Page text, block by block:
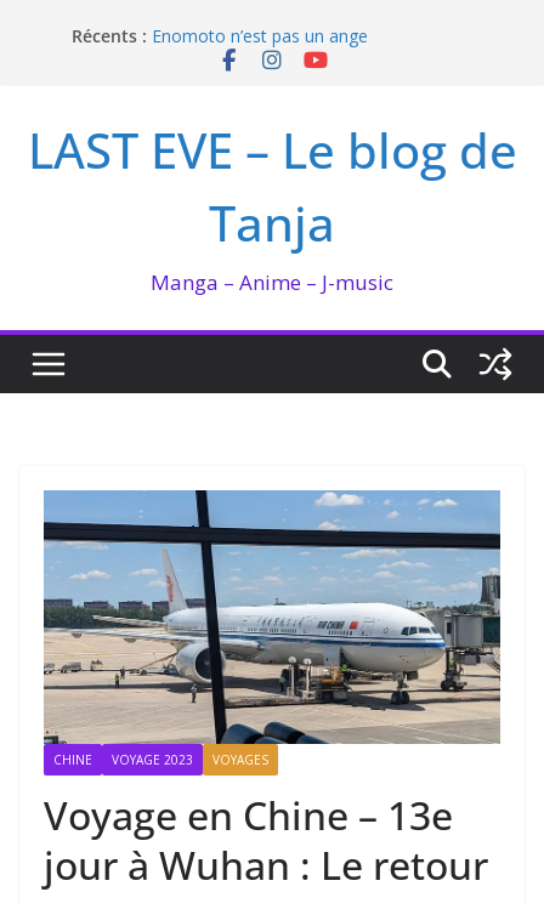
Récents : Enomoto n’est pas un ange
QUEEN BEE enflamme le Bataclan
I’m not in love de Zeniko Sumiya
LAST EVE – Le blog de
Tanja
Manga – Anime – J-music
CHINE VOYAGE 2023 VOYAGES
Voyage en Chine – 13e
jour à Wuhan : Le retour